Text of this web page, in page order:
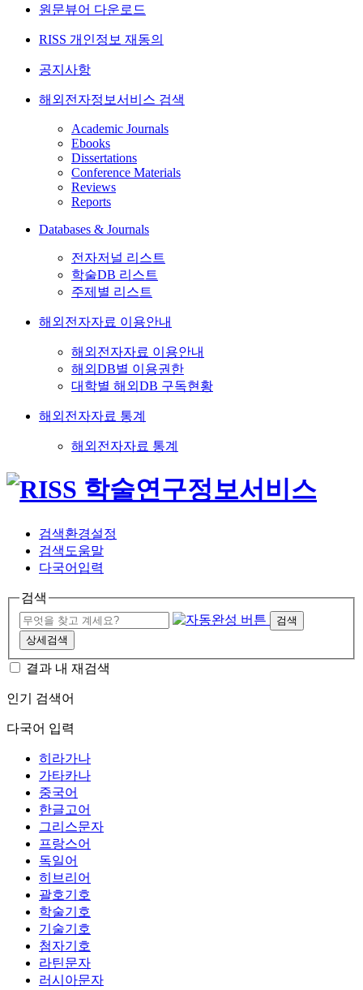
원문뷰어 다운로드
RISS 개인정보 재동의
공지사항
해외전자정보서비스 검색
Academic Journals
Ebooks
Dissertations
Conference Materials
Reviews
Reports
Databases & Journals
전자저널 리스트
학술DB 리스트
주제별 리스트
해외전자자료 이용안내
해외전자자료 이용안내
해외DB별 이용권한
대학별 해외DB 구독현황
해외전자자료 통계
해외전자자료 통계
검색환경설정
검색도움말
다국어입력
검색
검색
상세검색
결과 내 재검색
인기 검색어
다국어 입력
히라가나
가타카나
중국어
한글고어
그리스문자
프랑스어
독일어
히브리어
괄호기호
학술기호
기술기호
첨자기호
라틴문자
러시아문자